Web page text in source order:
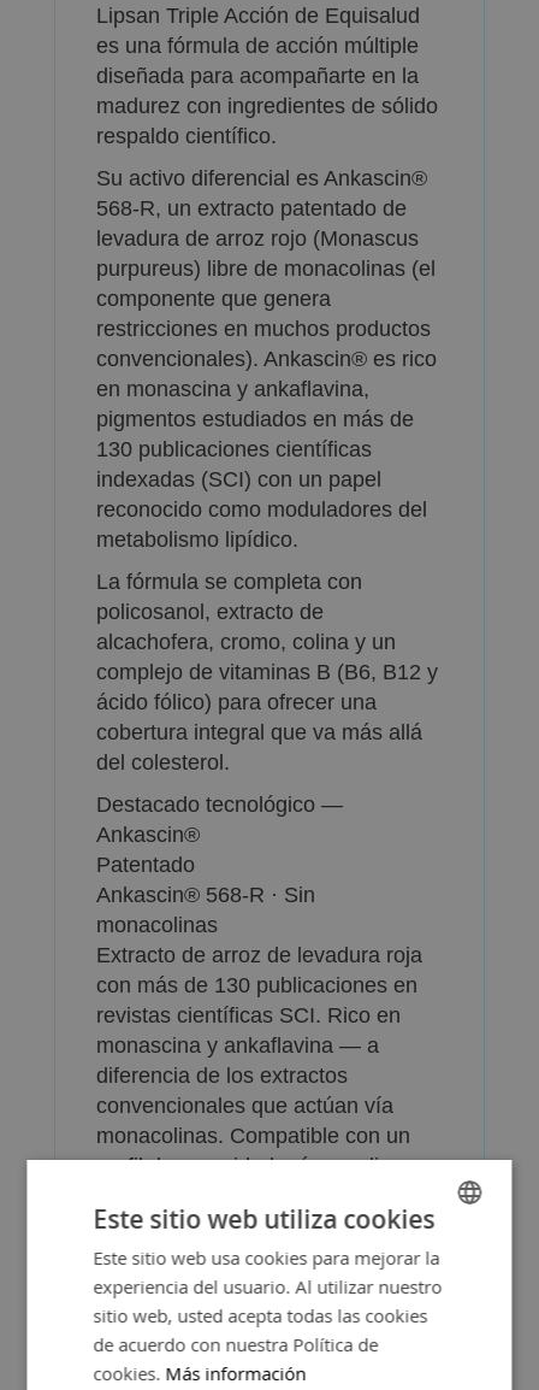
Lipsan Triple Acción de Equisalud
es una fórmula de acción múltiple
diseñada para acompañarte en la
madurez con ingredientes de sólido
respaldo científico.
Su activo diferencial es Ankascin®
568-R, un extracto patentado de
levadura de arroz rojo (Monascus
purpureus) libre de monacolinas (el
componente que genera
restricciones en muchos productos
convencionales). Ankascin® es rico
en monascina y ankaflavina,
pigmentos estudiados en más de
130 publicaciones científicas
indexadas (SCI) con un papel
reconocido como moduladores del
metabolismo lipídico.
La fórmula se completa con
policosanol, extracto de
alcachofera, cromo, colina y un
complejo de vitaminas B (B6, B12 y
ácido fólico) para ofrecer una
cobertura integral que va más allá
del colesterol.
Destacado tecnológico —
Ankascin®
Patentado
Ankascin® 568-R · Sin
monacolinas
Extracto de arroz de levadura roja
con más de 130 publicaciones en
revistas científicas SCI. Rico en
monascina y ankaflavina — a
diferencia de los extractos
convencionales que actúan vía
monacolinas. Compatible con un
perfil de seguridad más amplio.
Beneficios clave:
Colesterol y lípidos
Ankascin® y alcachofa apoyan el
mantenimiento de niveles normales
de lípidos en sangre.
Glucosa normal
SPANISH
ENGLISH
Este sitio web utiliza cookies
Este sitio web usa cookies para mejorar la
experiencia del usuario. Al utilizar nuestro
sitio web, usted acepta todas las cookies
de acuerdo con nuestra Política de
cookies. Más información